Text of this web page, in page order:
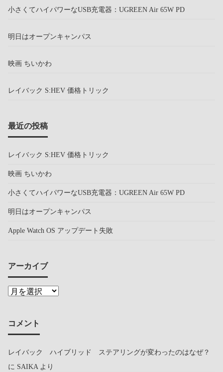
小さくてハイパワーなUSB充電器：UGREEN Air 65W PD
明日はオープンキャンパス
映画 ちいかわ
レイバック S:HEV 価格トリック
最近の投稿
レイバック S:HEV 価格トリック
映画 ちいかわ
小さくてハイパワーなUSB充電器：UGREEN Air 65W PD
明日はオープンキャンパス
Apple Watch OS アップデート失敗
アーカイブ
コメント
レイバック ハイブリッド ステアリングが変わったのはなぜ？
に SAIKA より